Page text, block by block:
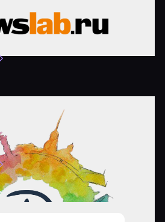
2021»
акция «Черная
квесты от 40 %
ежегодная акция «Ночь